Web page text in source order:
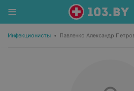
Инфекционисты • Павленко Александр